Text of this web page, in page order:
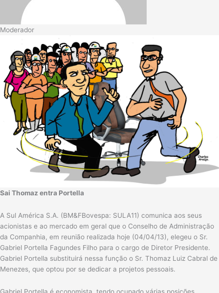
Moderador
Sai Thomaz entra Portella
A Sul América S.A. (BM&FBovespa: SULA11) comunica aos seus
acionistas e ao mercado em geral que o Conselho de Administração
da Companhia, em reunião realizada hoje (04/04/13), elegeu o Sr.
Gabriel Portella Fagundes Filho para o cargo de Diretor Presidente.
Gabriel Portella substituirá nessa função o Sr. Thomaz Luiz Cabral de
Menezes, que optou por se dedicar a projetos pessoais.
Gabriel Portella é economista, tendo ocupado várias posições